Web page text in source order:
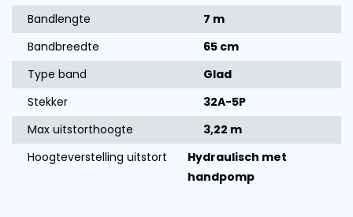
Bandlengte
7 m
Bandbreedte
65 cm
Type band
Glad
Stekker
32A-5P
Max uitstorthoogte
3,22 m
Hoogteverstelling uitstort
Hydraulisch met
handpomp